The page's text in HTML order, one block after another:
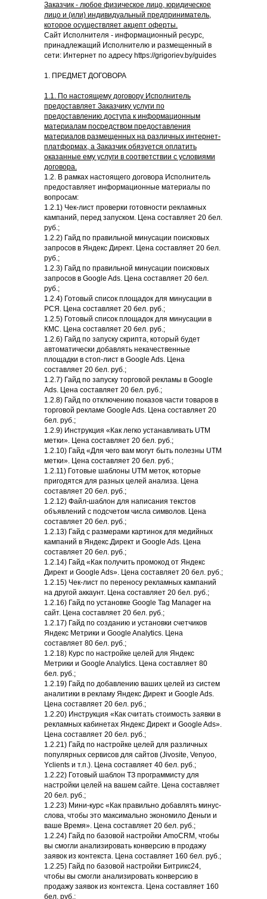
Заказчик - любое физическое лицо, юридическое
лицо и (или) индивидуальный предприниматель,
которое осуществляет акцепт оферты.
Сайт Исполнителя - информационный ресурс,
принадлежащий Исполнителю и размещенный в
сети: Интернет по адресу https://grigoriev.by/guides
1. ПРЕДМЕТ ДОГОВОРА
1.1. По настоящему договору Исполнитель
предоставляет Заказчику услуги по
предоставлению доступа к информационным
материалам посредством предоставления
материалов размещенных на различных интернет-
платформах, а Заказчик обязуется оплатить
оказанные ему услуги в соответствии с условиями
договора.
1.2. В рамках настоящего договора Исполнитель
предоставляет информационные материалы по
вопросам:
1.2.1) Чек-лист проверки готовности рекламных
кампаний, перед запуском. Цена составляет 20 бел.
руб.;
1.2.2) Гайд по правильной минусации поисковых
запросов в Яндекс Директ. Цена составляет 20 бел.
руб.;
1.2.3) Гайд по правильной минусации поисковых
запросов в Google Ads. Цена составляет 20 бел.
руб.;
1.2.4) Готовый список площадок для минусации в
РСЯ. Цена составляет 20 бел. руб.;
1.2.5) Готовый список площадок для минусации в
КМС. Цена составляет 20 бел. руб.;
1.2.6) Гайд по запуску скрипта, который будет
автоматически добавлять некачественные
площадки в стоп-лист в Google Ads. Цена
составляет 20 бел. руб.;
1.2.7) Гайд по запуску торговой рекламы в Google
Ads. Цена составляет 20 бел. руб.;
1.2.8) Гайд по отключению показов части товаров в
торговой рекламе Google Ads. Цена составляет 20
бел. руб.;
1.2.9) Инструкция «Как легко устанавливать UTM
метки». Цена составляет 20 бел. руб.;
1.2.10) Гайд «Для чего вам могут быть полезны UTM
метки». Цена составляет 20 бел. руб.;
1.2.11) Готовые шаблоны UTM меток, которые
пригодятся для разных целей анализа. Цена
составляет 20 бел. руб.;
1.2.12) Файл-шаблон для написания текстов
объявлений с подсчетом числа символов. Цена
составляет 20 бел. руб.;
1.2.13) Гайд с размерами картинок для медийных
кампаний в Яндекс.Директ и Google Ads. Цена
составляет 20 бел. руб.;
1.2.14) Гайд «Как получить промокод от Яндекс
Директ и Google Ads». Цена составляет 20 бел. руб.;
1.2.15) Чек-лист по переносу рекламных кампаний
на другой аккаунт. Цена составляет 20 бел. руб.;
1.2.16) Гайд по установке Google Tag Manager на
сайт. Цена составляет 20 бел. руб.;
1.2.17) Гайд по созданию и установки счетчиков
Яндекс Метрики и Google Analytics. Цена
составляет 80 бел. руб.;
1.2.18) Курс по настройке целей для Яндекс
Метрики и Google Analytics. Цена составляет 80
бел. руб.;
1.2.19) Гайд по добавлению ваших целей из систем
аналитики в рекламу Яндекс Директ и Google Ads.
Цена составляет 20 бел. руб.;
1.2.20) Инструкция «Как считать стоимость заявки в
рекламных кабинетах Яндекс Директ и Google Ads».
Цена составляет 20 бел. руб.;
1.2.21) Гайд по настройке целей для различных
популярных сервисов для сайтов (Jivosite, Venyoo,
Yclients и т.п.). Цена составляет 40 бел. руб.;
1.2.22) Готовый шаблон ТЗ программисту для
настройки целей на вашем сайте. Цена составляет
20 бел. руб.;
1.2.23) Мини-курс «Как правильно добавлять минус-
слова, чтобы это максимально экономило Деньги и
ваше Время». Цена составляет 20 бел. руб.;
1.2.24) Гайд по базовой настройки AmoCRM, чтобы
вы смогли анализировать конверсию в продажу
заявок из контекста. Цена составляет 160 бел. руб.;
1.2.25) Гайд по базовой настройки Битрикс24,
чтобы вы смогли анализировать конверсию в
продажу заявок из контекста. Цена составляет 160
бел. руб.;